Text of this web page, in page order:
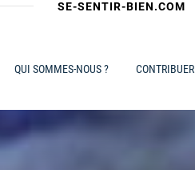
SE-SENTIR-BIEN.COM
QUI SOMMES-NOUS ? CONTRIBUER